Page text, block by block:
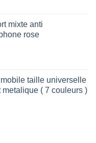
mixte anti
rose
taille universelle
( 7 couleurs )